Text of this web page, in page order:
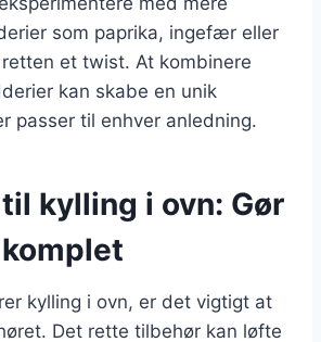
som paprika, ingefær eller
et twist. At kombinere
kan skabe en unik
passer til enhver anledning.
kylling i ovn: Gør
kylling i ovn, er det vigtigt at
Det rette tilbehør kan løfte